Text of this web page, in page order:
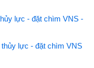
lực - đặt chìm VNS -
thủy lực - đặt chìm VNS